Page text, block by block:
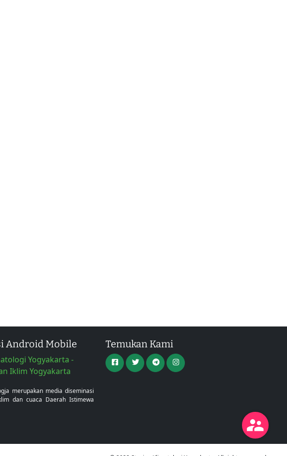
Android Mobile
Yogyakarta -
Iklim Yogyakarta
merupakan media diseminasi
dan cuaca Daerah Istimewa
Temukan Kami